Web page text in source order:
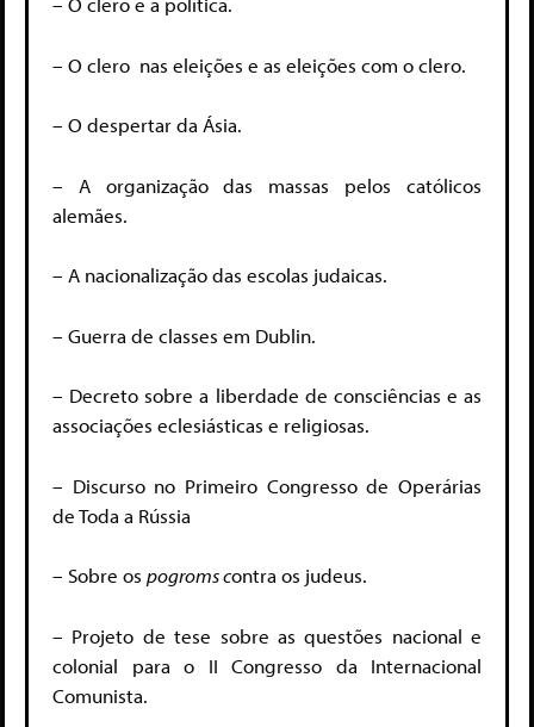
– O clero nas eleições e as eleições com o clero.
– O despertar da Ásia.
– A organização das massas pelos católicos
alemães.
– A nacionalização das escolas judaicas.
– Guerra de classes em Dublin.
– Decreto sobre a liberdade de consciências e as
associações eclesiásticas e religiosas.
– Discurso no Primeiro Congresso de Operárias
de Toda a Rússia
– Sobre os pogroms contra os judeus.
– Projeto de tese sobre as questões nacional e
colonial para o II Congresso da Internacional
Comunista.